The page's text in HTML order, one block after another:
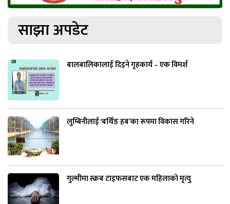
साझा अपडेट
बालबालिकालाई दिइने गृहकार्य – एक विमर्श
लुम्बिनीलाई ‘बर्थिङ हब’का रूपमा विकास गरिने
गुल्मीमा स्क्रब टाइफसबाट एक महिलाको मृत्यु